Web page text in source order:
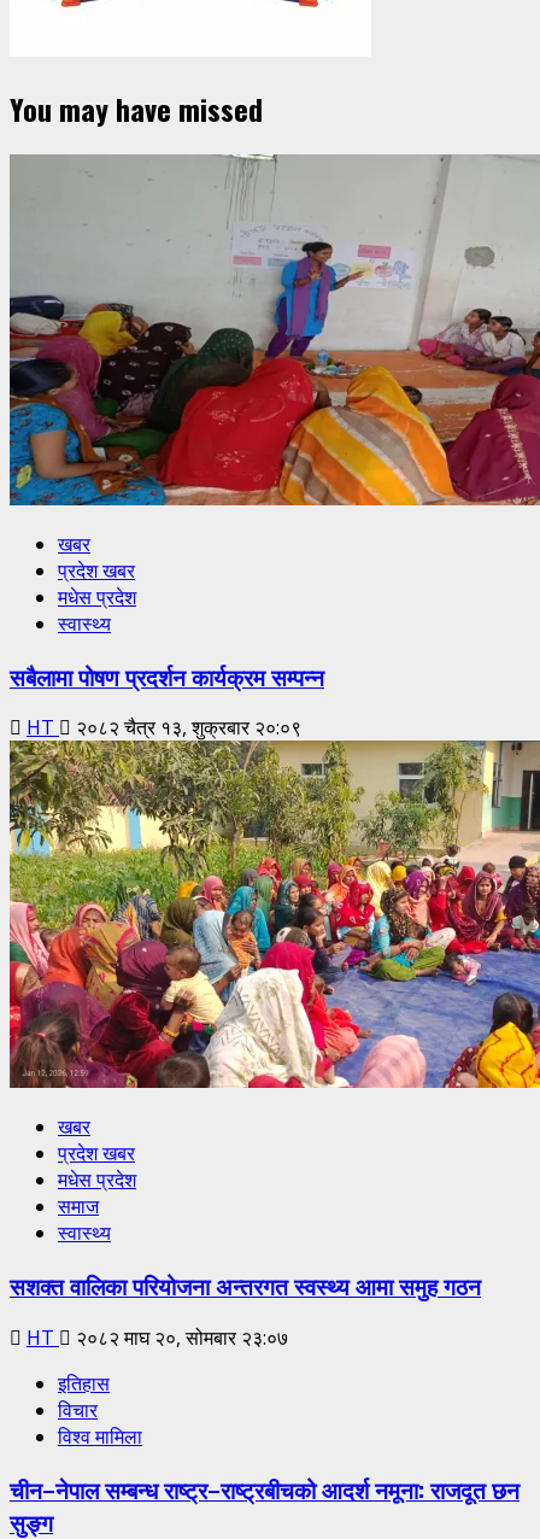
You may have missed
खबर
प्रदेश खबर
मधेस प्रदेश
स्वास्थ्य
सबैलामा पोषण प्रदर्शन कार्यक्रम सम्पन्न
HT २०८२ चैत्र १३, शुक्रबार २०:०९
खबर
प्रदेश खबर
मधेस प्रदेश
समाज
स्वास्थ्य
सशक्त वालिका परियोजना अन्तरगत स्वस्थ्य आमा समुह गठन
HT
२०८२ माघ २०, सोमबार २३:०७
इतिहास
विचार
विश्व मामिला
चीन–नेपाल सम्बन्ध राष्ट्र–राष्ट्रबीचको आदर्श नमूना: राजदूत छन
सुङ्ग